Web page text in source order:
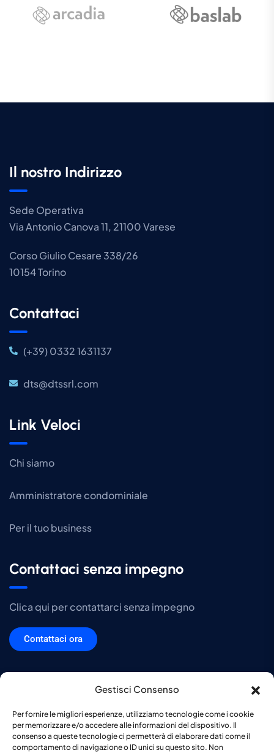
Gestisci Consenso
Per fornire le migliori esperienze, utilizziamo tecnologie come i cookie
per memorizzare e/o accedere alle informazioni del dispositivo. Il
consenso a queste tecnologie ci permetterà di elaborare dati come il
comportamento di navigazione o ID unici su questo sito. Non
Il nostro Indirizzo
Sede Operativa
Via Antonio Canova 11, 21100 Varese
Corso Giulio Cesare 338/26
10154 Torino
Contattaci
(+39) 0332 1631137
dts@dtssrl.com
Link Veloci
Chi siamo
Amministratore condominiale
Per il tuo business
Contattaci senza impegno
Clica qui per contattarci senza impegno
Contattaci ora
fiscale 03032640124. C.C.I.A.A. VA-315476. Capitale sociale di €
10.000,00 -Privacy Policy-Cookie Policy